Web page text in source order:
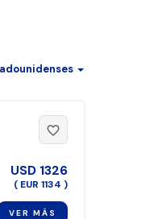
favorite_border
USD 1326
( EUR 1134 )
VER MÁS